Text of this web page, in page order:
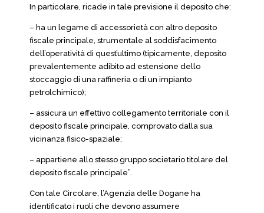
In particolare, ricade in tale previsione il deposito che:
– ha un legame di accessorietà con altro deposito
fiscale principale, strumentale al soddisfacimento
dell’operatività di quest’ultimo (tipicamente, deposito
prevalentemente adibito ad estensione dello
stoccaggio di una raffineria o di un impianto
petrolchimico);
– assicura un effettivo collegamento territoriale con il
deposito fiscale principale, comprovato dalla sua
vicinanza fisico-spaziale;
– appartiene allo stesso gruppo societario titolare del
deposito fiscale principale”.
Con tale Circolare, l’Agenzia delle Dogane ha
identificato i ruoli che devono assumere